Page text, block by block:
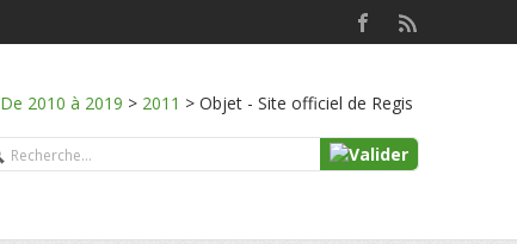
De 2010 à 2019 > 2011 > Objet - Site officiel de Regis